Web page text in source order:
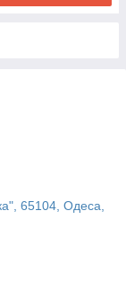
65104, Одеса,